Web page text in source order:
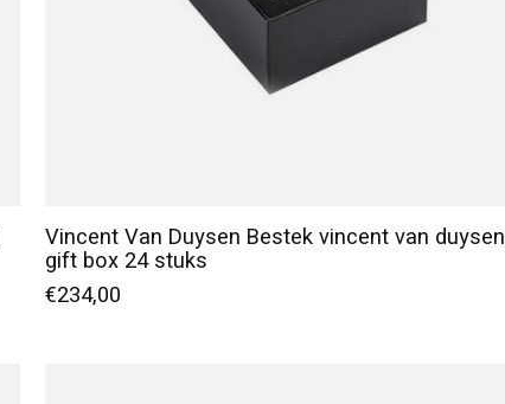
Vincent Van Duysen Bestek vincent van duysen
gift box 24 stuks
€234,00